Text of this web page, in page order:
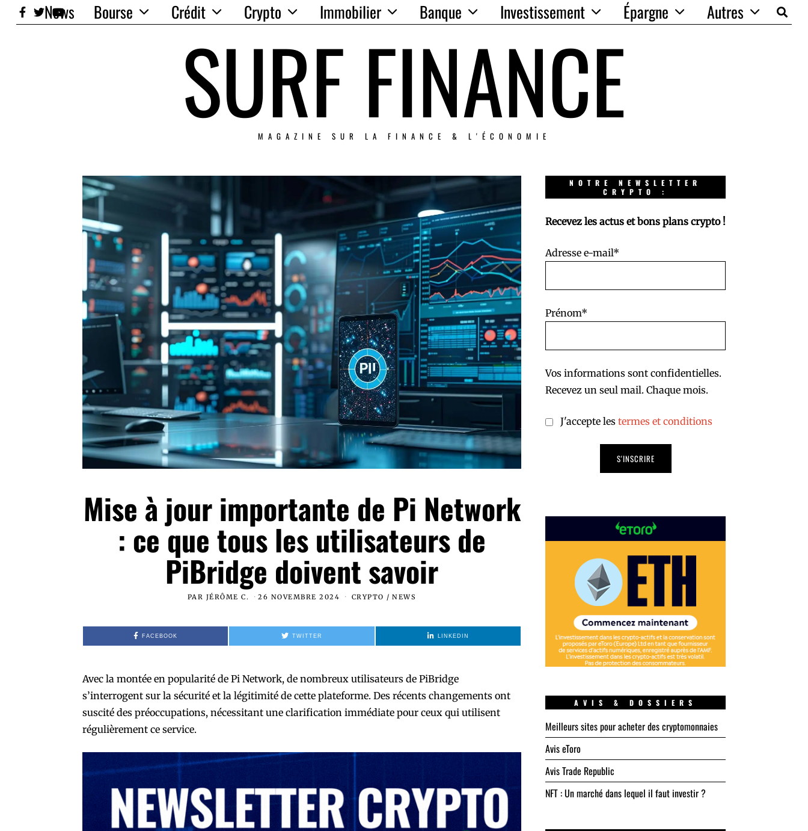
News Bourse Crédit Crypto Immobilier Banque Investissement Épargne Autres
SURF FINANCE
MAGAZINE SUR LA FINANCE & L'ÉCONOMIE
Mise à jour importante de Pi Network
: ce que tous les utilisateurs de
PiBridge doivent savoir
PAR JÉRÔME C. 26 NOVEMBRE 2024 CRYPTO / NEWS
FACEBOOK TWITTER LINKEDIN
Avec la montée en popularité de Pi Network, de nombreux utilisateurs de PiBridge
s’interrogent sur la sécurité et la légitimité de cette plateforme. Des récents changements ont
suscité des préoccupations, nécessitant une clarification immédiate pour ceux qui utilisent
régulièrement ce service.
NOTRE NEWSLETTER
CRYPTO :
Recevez les actus et bons plans crypto !
Adresse e-mail*
Prénom*
Vos informations sont confidentielles.
Recevez un seul mail. Chaque mois.
J'accepte les termes et conditions
AVIS & DOSSIERS
Meilleurs sites pour acheter des cryptomonnaies
Avis eToro
Avis Trade Republic
NFT : Un marché dans lequel il faut investir ?